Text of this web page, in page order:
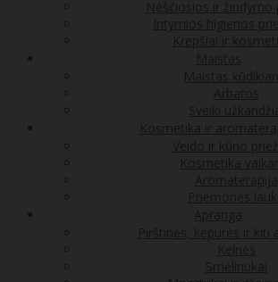
Nėščiosios ir žindymo
Intymios higienos
Krepšiai ir
Maistas
Maistas
Arbatos
Sveiki
Kosmetika ir
Veido ir kūno
Kosmetika
Aromaterapija
Priemonės
Apranga
Pirštinės, kepurės ir kiti
Kelnės
Smėlinukai